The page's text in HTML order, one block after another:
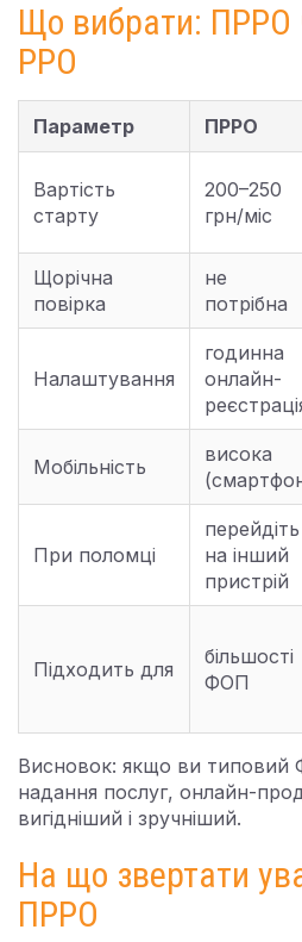
Що вибрати: ПРРО
РРО
Параметр ПРРО
Вартість
старту
200–250
грн/міс
Щорічна
повірка
не
потрібна
Налаштування
годинна
онлайн-
Мобільність
висока
При поломці
перейдіть
на інший
пристрій
Підходить для
більшості
ФОП
Висновок: якщо ви
надання послуг, онлайн-
вигідніший і зручніший.
На що звертати
ПРРО